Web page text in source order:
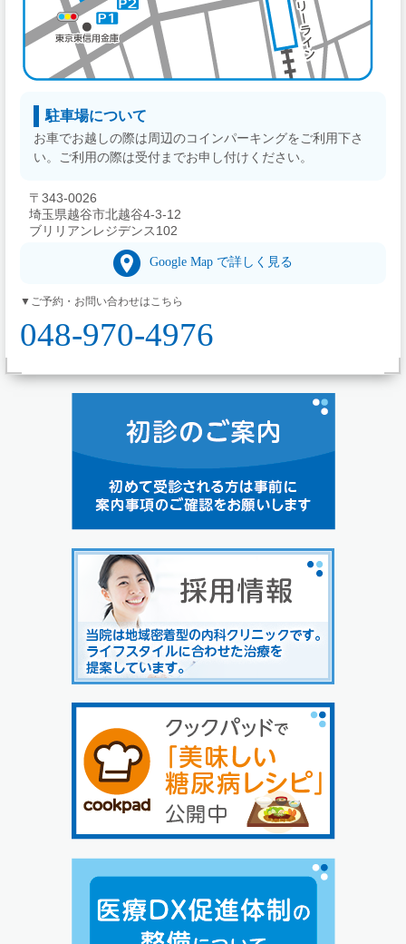
駐車場について
お車でお越しの際は周辺のコインパーキングをご利用下さ
い。ご利用の際は受付までお申し付けください。
〒343-0026
埼玉県越谷市北越谷4-3-12
ブリリアンレジデンス102
Google Map で詳しく見る
▼ご予約・お問い合わせはこちら
048-970-4976